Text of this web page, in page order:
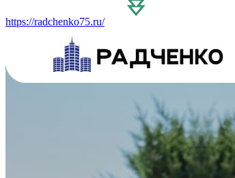
https://radchenko75.ru/